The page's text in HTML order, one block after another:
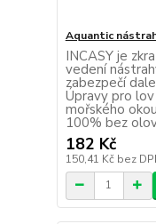
Aquantic
INCASY je
vedení
zabezpečí
Úpravy pro
mořského
100% bez
182 Kč
150,41 Kč bez